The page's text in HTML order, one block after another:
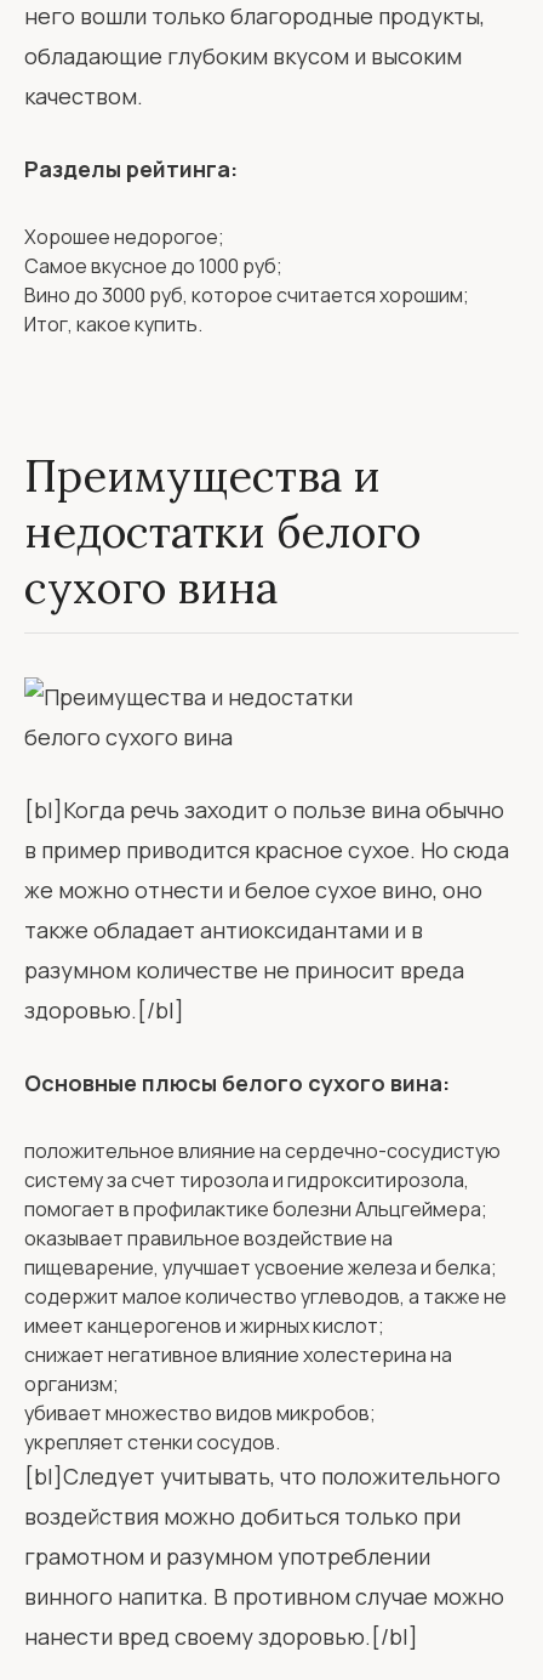
него вошли только благородные продукты,
обладающие глубоким вкусом и высоким
качеством.
Разделы рейтинга:
Хорошее недорогое;
Самое вкусное до 1000 руб;
Вино до 3000 руб, которое считается хорошим;
Итог, какое купить.
Преимущества и
недостатки белого
сухого вина
[bl]Когда речь заходит о пользе вина обычно
в пример приводится красное сухое. Но сюда
же можно отнести и белое сухое вино, оно
также обладает антиоксидантами и в
разумном количестве не приносит вреда
здоровью.[/bl]
Основные плюсы белого сухого вина:
положительное влияние на сердечно-сосудистую
систему за счет тирозола и гидрокситирозола,
помогает в профилактике болезни Альцгеймера;
оказывает правильное воздействие на
пищеварение, улучшает усвоение железа и белка;
содержит малое количество углеводов, а также не
имеет канцерогенов и жирных кислот;
снижает негативное влияние холестерина на
организм;
убивает множество видов микробов;
укрепляет стенки сосудов.
[bl]Следует учитывать, что положительного
воздействия можно добиться только при
грамотном и разумном употреблении
винного напитка. В противном случае можно
нанести вред своему здоровью.[/bl]